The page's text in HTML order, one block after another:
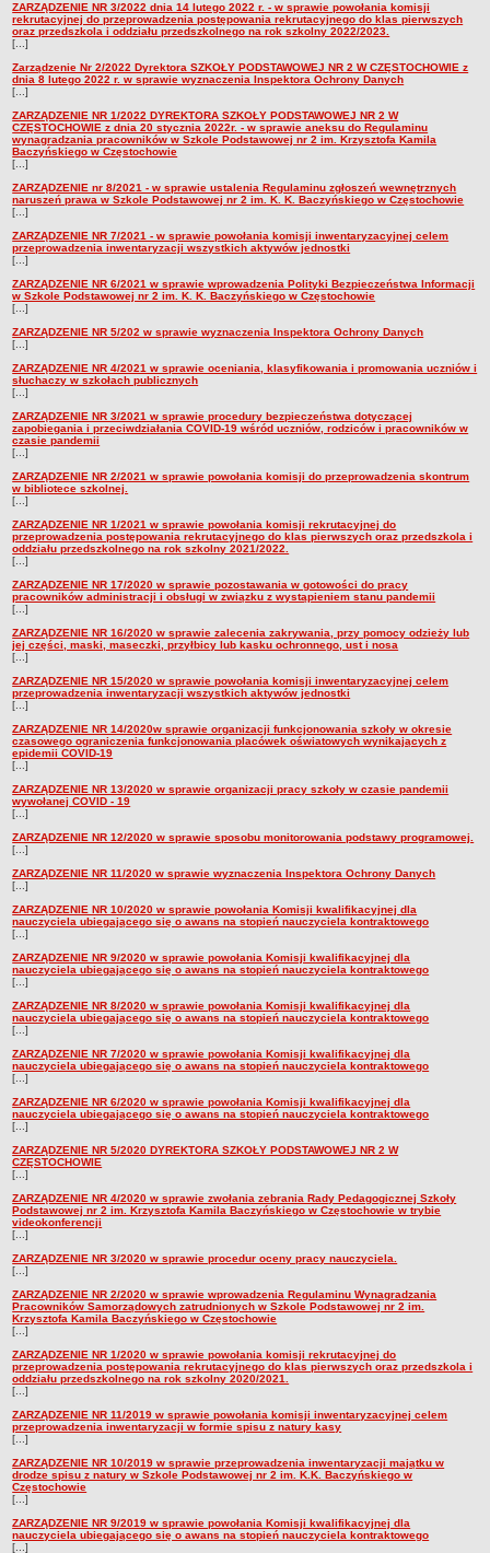
ZARZĄDZENIE NR 3/2022 dnia 14 lutego 2022 r. - w sprawie powołania komisji
rekrutacyjnej do przeprowadzenia postępowania rekrutacyjnego do klas pierwszych
oraz przedszkola i oddziału przedszkolnego na rok szkolny 2022/2023.
[...]
Zarządzenie Nr 2/2022 Dyrektora SZKOŁY PODSTAWOWEJ NR 2 W CZĘSTOCHOWIE z
dnia 8 lutego 2022 r. w sprawie wyznaczenia Inspektora Ochrony Danych
[...]
ZARZĄDZENIE NR 1/2022 DYREKTORA SZKOŁY PODSTAWOWEJ NR 2 W
CZĘSTOCHOWIE z dnia 20 stycznia 2022r. - w sprawie aneksu do Regulaminu
wynagradzania pracowników w Szkole Podstawowej nr 2 im. Krzysztofa Kamila
Baczyńskiego w Częstochowie
[...]
ZARZĄDZENIE nr 8/2021 - w sprawie ustalenia Regulaminu zgłoszeń wewnętrznych
naruszeń prawa w Szkole Podstawowej nr 2 im. K. K. Baczyńskiego w Częstochowie
[...]
ZARZĄDZENIE NR 7/2021 - w sprawie powołania komisji inwentaryzacyjnej celem
przeprowadzenia inwentaryzacji wszystkich aktywów jednostki
[...]
ZARZĄDZENIE NR 6/2021 w sprawie wprowadzenia Polityki Bezpieczeństwa Informacji
w Szkole Podstawowej nr 2 im. K. K. Baczyńskiego w Częstochowie
[...]
ZARZĄDZENIE NR 5/202 w sprawie wyznaczenia Inspektora Ochrony Danych
[...]
ZARZĄDZENIE NR 4/2021 w sprawie oceniania, klasyfikowania i promowania uczniów i
słuchaczy w szkołach publicznych
[...]
ZARZĄDZENIE NR 3/2021 w sprawie procedury bezpieczeństwa dotyczącej
zapobiegania i przeciwdziałania COVID-19 wśród uczniów, rodziców i pracowników w
czasie pandemii
[...]
ZARZĄDZENIE NR 2/2021 w sprawie powołania komisji do przeprowadzenia skontrum
w bibliotece szkolnej.
[...]
ZARZĄDZENIE NR 1/2021 w sprawie powołania komisji rekrutacyjnej do
przeprowadzenia postępowania rekrutacyjnego do klas pierwszych oraz przedszkola i
oddziału przedszkolnego na rok szkolny 2021/2022.
[...]
ZARZĄDZENIE NR 17/2020 w sprawie pozostawania w gotowości do pracy
pracowników administracji i obsługi w związku z wystąpieniem stanu pandemii
[...]
ZARZĄDZENIE NR 16/2020 w sprawie zalecenia zakrywania, przy pomocy odzieży lub
jej części, maski, maseczki, przyłbicy lub kasku ochronnego, ust i nosa
[...]
ZARZĄDZENIE NR 15/2020 w sprawie powołania komisji inwentaryzacyjnej celem
przeprowadzenia inwentaryzacji wszystkich aktywów jednostki
[...]
ZARZĄDZENIE NR 14/2020w sprawie organizacji funkcjonowania szkoły w okresie
czasowego ograniczenia funkcjonowania placówek oświatowych wynikających z
epidemii COVID-19
[...]
ZARZĄDZENIE NR 13/2020 w sprawie organizacji pracy szkoły w czasie pandemii
wywołanej COVID - 19
[...]
ZARZĄDZENIE NR 12/2020 w sprawie sposobu monitorowania podstawy programowej.
[...]
ZARZĄDZENIE NR 11/2020 w sprawie wyznaczenia Inspektora Ochrony Danych
[...]
ZARZĄDZENIE NR 10/2020 w sprawie powołania Komisji kwalifikacyjnej dla
nauczyciela ubiegającego się o awans na stopień nauczyciela kontraktowego
[...]
ZARZĄDZENIE NR 9/2020 w sprawie powołania Komisji kwalifikacyjnej dla
nauczyciela ubiegającego się o awans na stopień nauczyciela kontraktowego
[...]
ZARZĄDZENIE NR 8/2020 w sprawie powołania Komisji kwalifikacyjnej dla
nauczyciela ubiegającego się o awans na stopień nauczyciela kontraktowego
[...]
ZARZĄDZENIE NR 7/2020 w sprawie powołania Komisji kwalifikacyjnej dla
nauczyciela ubiegającego się o awans na stopień nauczyciela kontraktowego
[...]
ZARZĄDZENIE NR 6/2020 w sprawie powołania Komisji kwalifikacyjnej dla
nauczyciela ubiegającego się o awans na stopień nauczyciela kontraktowego
[...]
ZARZĄDZENIE NR 5/2020 DYREKTORA SZKOŁY PODSTAWOWEJ NR 2 W
CZĘSTOCHOWIE
[...]
ZARZĄDZENIE NR 4/2020 w sprawie zwołania zebrania Rady Pedagogicznej Szkoły
Podstawowej nr 2 im. Krzysztofa Kamila Baczyńskiego w Częstochowie w trybie
videokonferencji
[...]
ZARZĄDZENIE NR 3/2020 w sprawie procedur oceny pracy nauczyciela.
[...]
ZARZĄDZENIE NR 2/2020 w sprawie wprowadzenia Regulaminu Wynagradzania
Pracowników Samorządowych zatrudnionych w Szkole Podstawowej nr 2 im.
Krzysztofa Kamila Baczyńskiego w Częstochowie
[...]
ZARZĄDZENIE NR 1/2020 w sprawie powołania komisji rekrutacyjnej do
przeprowadzenia postępowania rekrutacyjnego do klas pierwszych oraz przedszkola i
oddziału przedszkolnego na rok szkolny 2020/2021.
[...]
ZARZĄDZENIE NR 11/2019 w sprawie powołania komisji inwentaryzacyjnej celem
przeprowadzenia inwentaryzacji w formie spisu z natury kasy
[...]
ZARZĄDZENIE NR 10/2019 w sprawie przeprowadzenia inwentaryzacji majątku w
drodze spisu z natury w Szkole Podstawowej nr 2 im. K.K. Baczyńskiego w
Częstochowie
[...]
ZARZĄDZENIE NR 9/2019 w sprawie powołania Komisji kwalifikacyjnej dla
nauczyciela ubiegającego się o awans na stopień nauczyciela kontraktowego
[...]